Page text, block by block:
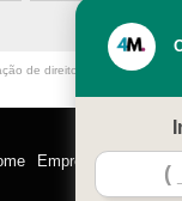
de direito autoral – artigo
Empresa